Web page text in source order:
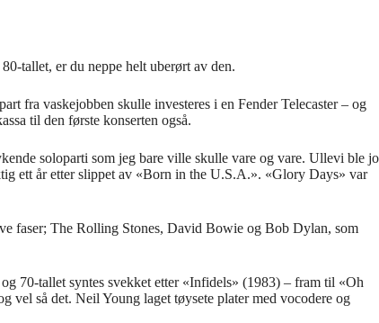
tallet, er du neppe helt uberørt av den.
fra vaskejobben skulle investeres i en Fender Telecaster – og
til den første konserten også.
soloparti som jeg bare ville skulle vare og vare. Ullevi ble jo
ett år etter slippet av «Born in the U.S.A.». «Glory Days» var
faser; The Rolling Stones, David Bowie og Bob Dylan, som
70-tallet syntes svekket etter «Infidels» (1983) – fram til «Oh
vel så det. Neil Young laget tøysete plater med vocodere og